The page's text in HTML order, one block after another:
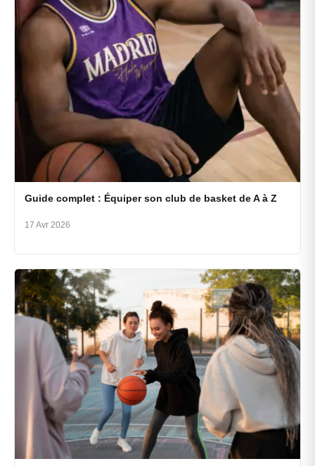
Guide complet : Équiper son club de basket de A à Z
17 Avr 2026